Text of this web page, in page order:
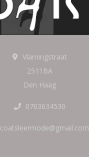
Vlamingstraat
2511BA
Den Haag
0703634530
coatsleermode@gmail.com